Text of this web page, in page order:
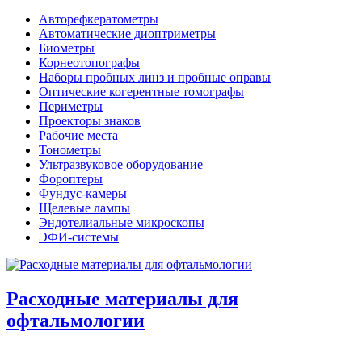
Авторефкератометры
Автоматические диоптриметры
Биометры
Корнеотопографы
Наборы пробных линз и пробные оправы
Оптические когерентные томографы
Периметры
Проекторы знаков
Рабочие места
Тонометры
Ультразвуковое оборудование
Фороптеры
Фундус-камеры
Щелевые лампы
Эндотелиальные микроскопы
ЭФИ-системы
Расходные материалы для
офтальмологии